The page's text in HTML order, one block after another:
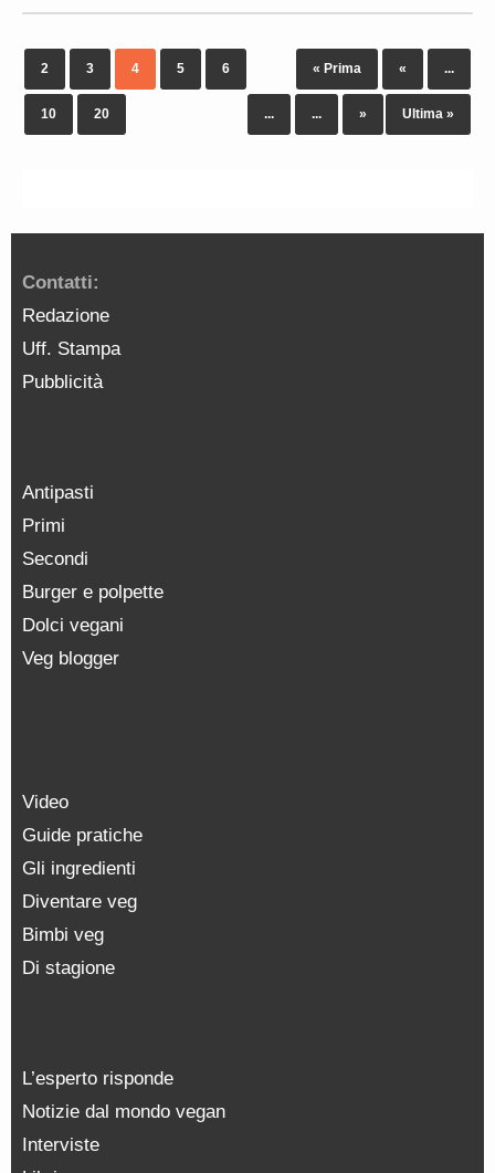
« Prima « ...
2 3 4 5 6
...
10 20 ... » Ultima »
Contatti:
Redazione
Uff. Stampa
Pubblicità
Antipasti
Primi
Secondi
Burger e polpette
Dolci vegani
Veg blogger
Video
Guide pratiche
Gli ingredienti
Diventare veg
Bimbi veg
Di stagione
L’esperto risponde
Notizie dal mondo vegan
Interviste